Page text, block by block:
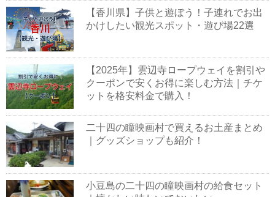
【香川県】子供と遊ぼう！子連れでお出
かけしたい観光スポット・遊び場22選
【2025年】雲辺寺ロープウェイを割引や
クーポンで安くお得に楽しむ方法｜チケ
ットを格安料金で購入！
二十四の瞳映画村で買えるお土産まとめ
｜グッズショップも紹介！
小豆島の二十四の瞳映画村の給食セット